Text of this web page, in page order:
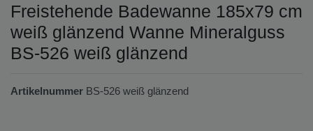
Freistehende Badewanne 185x79 cm
weiß glänzend Wanne Mineralguss
BS-526 weiß glänzend
Artikelnummer BS-526 weiß glänzend